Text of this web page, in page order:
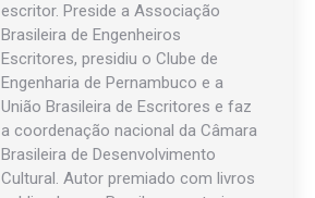
escritor. Preside a Associação
Brasileira de Engenheiros
Escritores, presidiu o Clube de
Engenharia de Pernambuco e a
União Brasileira de Escritores e faz
a coordenação nacional da Câmara
Brasileira de Desenvolvimento
Cultural. Autor premiado com livros